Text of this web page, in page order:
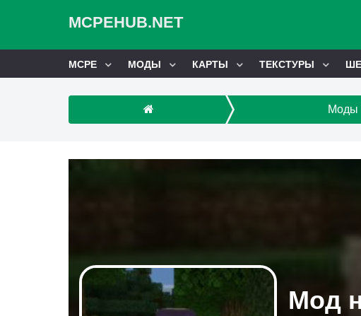
MCPEHUB.NET
MCPE МОДЫ КАРТЫ ТЕКСТУРЫ
Моды
Мод